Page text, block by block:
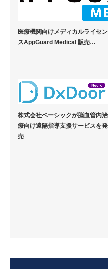
医療機関向けメディカルライセン
スAppGuard Medical 販売…
株式会社ベーシックが脳血管内治
療向け遠隔指導支援サービスを発
売